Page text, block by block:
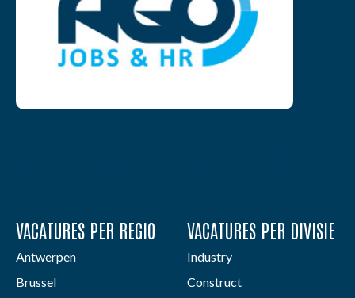
VACATURES PER REGIO
Antwerpen
Brussel
VACATURES PER DIVISIE
Industry
Construct